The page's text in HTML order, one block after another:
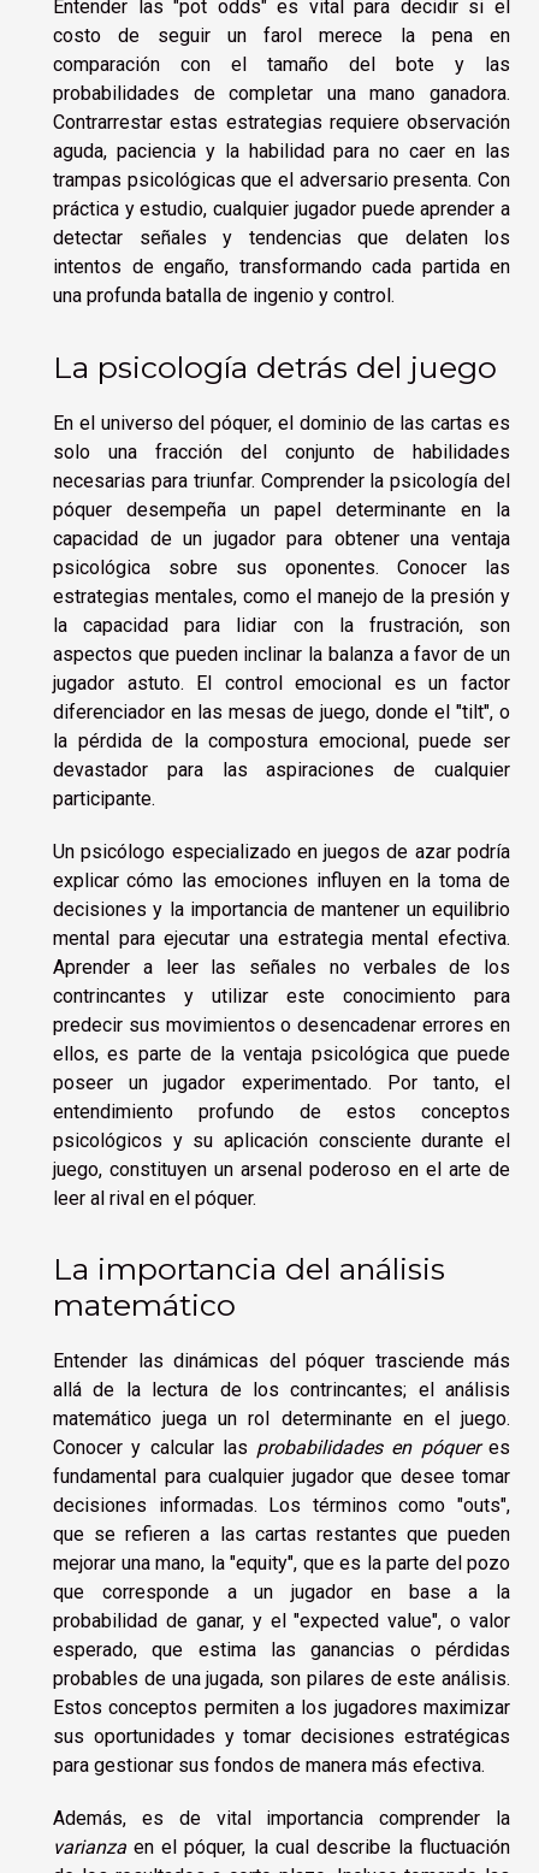
Entender las "pot odds" es vital para decidir si el
costo de seguir un farol merece la pena en
comparación con el tamaño del bote y las
probabilidades de completar una mano ganadora.
Contrarrestar estas estrategias requiere observación
aguda, paciencia y la habilidad para no caer en las
trampas psicológicas que el adversario presenta. Con
práctica y estudio, cualquier jugador puede aprender a
detectar señales y tendencias que delaten los
intentos de engaño, transformando cada partida en
una profunda batalla de ingenio y control.
La psicología detrás del juego
En el universo del póquer, el dominio de las cartas es
solo una fracción del conjunto de habilidades
necesarias para triunfar. Comprender la psicología del
póquer desempeña un papel determinante en la
capacidad de un jugador para obtener una ventaja
psicológica sobre sus oponentes. Conocer las
estrategias mentales, como el manejo de la presión y
la capacidad para lidiar con la frustración, son
aspectos que pueden inclinar la balanza a favor de un
jugador astuto. El control emocional es un factor
diferenciador en las mesas de juego, donde el "tilt", o
la pérdida de la compostura emocional, puede ser
devastador para las aspiraciones de cualquier
participante.
Un psicólogo especializado en juegos de azar podría
explicar cómo las emociones influyen en la toma de
decisiones y la importancia de mantener un equilibrio
mental para ejecutar una estrategia mental efectiva.
Aprender a leer las señales no verbales de los
contrincantes y utilizar este conocimiento para
predecir sus movimientos o desencadenar errores en
ellos, es parte de la ventaja psicológica que puede
poseer un jugador experimentado. Por tanto, el
entendimiento profundo de estos conceptos
psicológicos y su aplicación consciente durante el
juego, constituyen un arsenal poderoso en el arte de
leer al rival en el póquer.
La importancia del análisis
matemático
Entender las dinámicas del póquer trasciende más
allá de la lectura de los contrincantes; el análisis
matemático juega un rol determinante en el juego.
Conocer y calcular las probabilidades en póqueres
fundamental para cualquier jugador que desee tomar
decisiones informadas. Los términos como "outs",
que se refieren a las cartas restantes que pueden
mejorar una mano, la "equity", que es la parte del pozo
que corresponde a un jugador en base a la
probabilidad de ganar, y el "expected value", o valor
esperado, que estima las ganancias o pérdidas
probables de una jugada, son pilares de este análisis.
Estos conceptos permiten a los jugadores maximizar
sus oportunidades y tomar decisiones estratégicas
para gestionar sus fondos de manera más efectiva.
Además, es de vital importancia comprender la
varianza en el póquer, la cual describe la fluctuación